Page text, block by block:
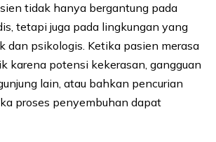
tidak hanya bergantung pada
tetapi juga pada lingkungan yang
dan psikologis. Ketika pasien merasa
karena potensi kekerasan, gangguan
lain, atau bahkan pencurian
proses penyembuhan dapat